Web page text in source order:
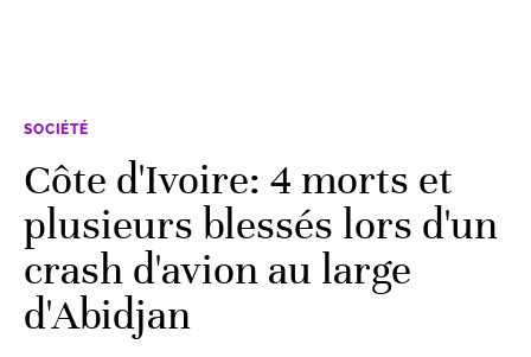
SOCIÉTÉ
Côte d'Ivoire: 4 morts et
plusieurs blessés lors d'un
crash d'avion au large
d'Abidjan